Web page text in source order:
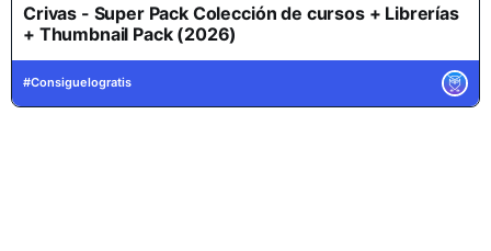
Crivas - Super Pack Colección de cursos + Librerías
+ Thumbnail Pack (2026)